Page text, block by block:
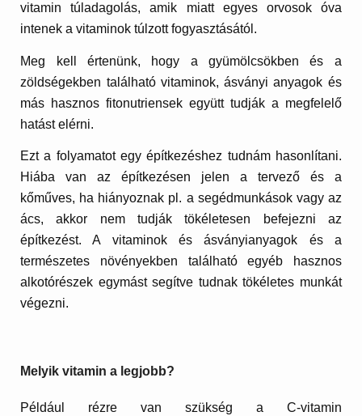
vitamin túladagolás, amik miatt egyes orvosok óva
intenek a vitaminok túlzott fogyasztásától.
Meg kell értenünk, hogy a gyümölcsökben és a
zöldségekben található vitaminok, ásványi anyagok és
más hasznos fitonutriensek együtt tudják a megfelelő
hatást elérni.
Ezt a folyamatot egy építkezéshez tudnám hasonlítani.
Hiába van az építkezésen jelen a tervező és a
kőműves, ha hiányoznak pl. a segédmunkások vagy az
ács, akkor nem tudják tökéletesen befejezni az
építkezést. A vitaminok és ásványianyagok és a
természetes növényekben található egyéb hasznos
alkotórészek egymást segítve tudnak tökéletes munkát
végezni.
Melyik vitamin a legjobb?
Például rézre van szükség a C-vitamin